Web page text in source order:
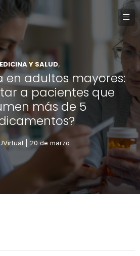
Y SALUD,
en adultos mayores:
a pacientes que
más de 5
| 20 de marzo